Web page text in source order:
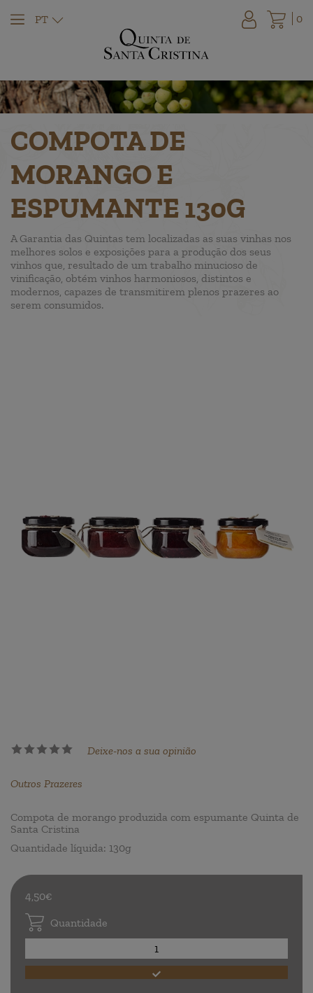
PT 0
COMPOTA DE
MORANGO E
ESPUMANTE 130G
A Garantia das Quintas tem localizadas as suas vinhas nos
melhores solos e exposições para a produção dos seus
vinhos que, resultado de um trabalho minucioso de
vinificação, obtém vinhos harmoniosos, distintos e
modernos, capazes de transmitirem plenos prazeres ao
serem consumidos.
Deixe-nos a sua opinião
Outros Prazeres
Compota de morango produzida com espumante Quinta de
Santa Cristina
Quantidade líquida: 130g
4,50€
Quantidade